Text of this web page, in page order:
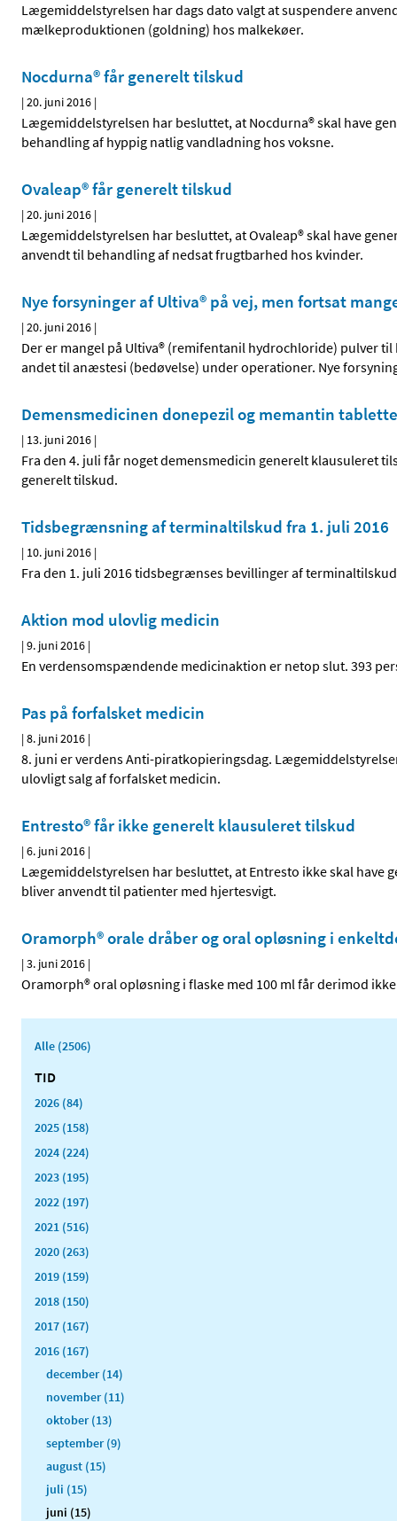
Lægemiddelstyrelsen har dags dato valgt at suspendere
mælkeproduktionen (goldning) hos malkekøer.
Nocdurna® får generelt tilskud
|20. juni 2016 |
Lægemiddelstyrelsen har besluttet, at Nocdurna® skal have
behandling af hyppig natlig vandladning hos voksne.
Ovaleap® får generelt tilskud
|20. juni 2016 |
Lægemiddelstyrelsen har besluttet, at Ovaleap® skal have
anvendt til behandling af nedsat frugtbarhed hos kvinder.
Nye forsyninger af Ultiva® på vej, men fortsat
|20. juni 2016 |
Der er mangel på Ultiva® (remifentanil hydrochloride) pulver
andet til anæstesi (bedøvelse) under operationer. Nye
Demensmedicinen donepezil og memantin
| 13. juni 2016 |
Fra den 4. juli får noget demensmedicin generelt klausuleret
generelt tilskud.
Tidsbegrænsning af terminaltilskud fra 1. juli 2016
| 10. juni 2016 |
Fra den 1. juli 2016 tidsbegrænses bevillinger af
Aktion mod ulovlig medicin
|9. juni 2016 |
En verdensomspændende medicinaktion er netop slut. 393
Pas på forfalsket medicin
|8. juni 2016 |
8. juni er verdens Anti-piratkopieringsdag.
ulovligt salg af forfalsket medicin.
Entresto® får ikke generelt klausuleret tilskud
|6. juni 2016 |
Lægemiddelstyrelsen har besluttet, at Entresto ikke skal
bliver anvendt til patienter med hjertesvigt.
Oramorph® orale dråber og oral opløsning i
|3. juni 2016 |
Oramorph® oral opløsning i flaske med 100 ml får derimod
Alle (2506)
TID
2026 (84)
2025 (158)
2024 (224)
2023 (195)
2022 (197)
2021 (516)
2020 (263)
2019 (159)
2018 (150)
2017 (167)
2016 (167)
december (14)
november (11)
oktober (13)
september (9)
august (15)
juli (15)
juni (15)